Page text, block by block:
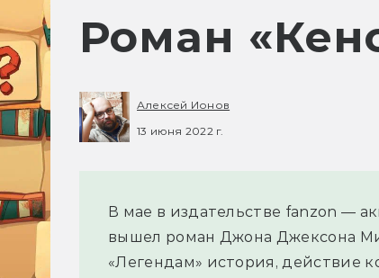
Роман
Алексей Ионов
13 июня 2022 г.
В мае в издательстве fanzon —
вышел роман Джона Джексона
«Легендам» история, действие